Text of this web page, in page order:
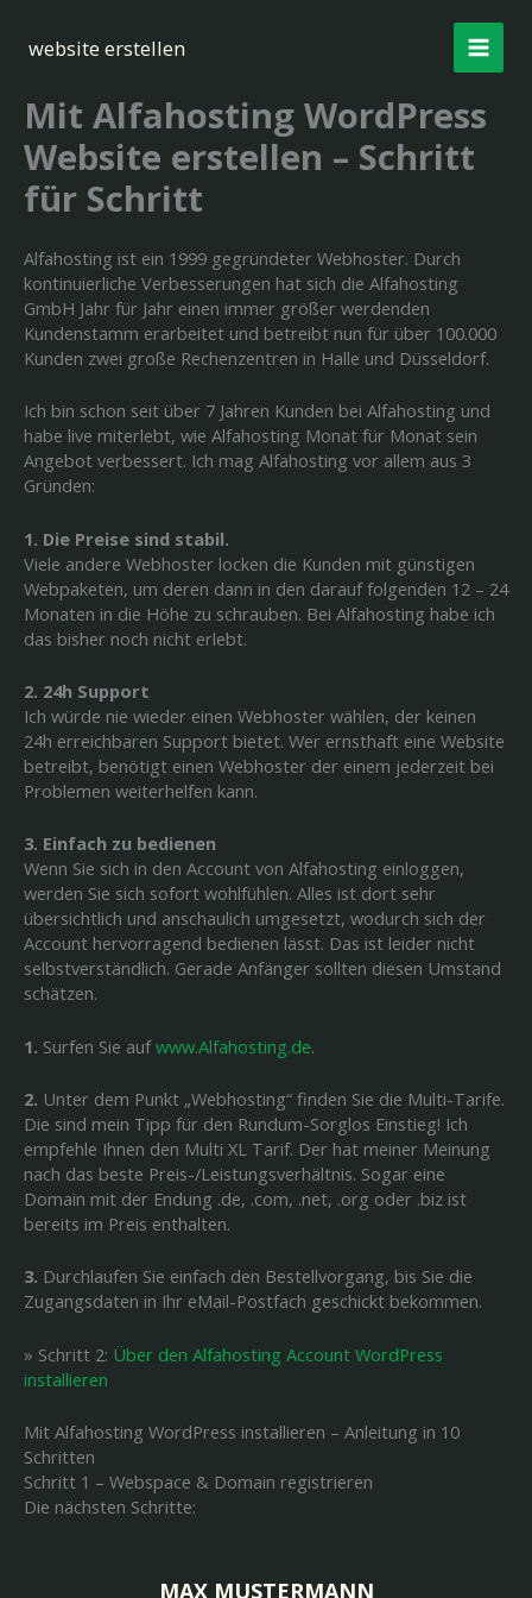
springen
website erstellen
Mit Alfahosting WordPress
Website erstellen – Schritt
für Schritt
Alfahosting ist ein 1999 gegründeter Webhoster. Durch
kontinuierliche Verbesserungen hat sich die Alfahosting
GmbH Jahr für Jahr einen immer größer werdenden
Kundenstamm erarbeitet und betreibt nun für über 100.000
Kunden zwei große Rechenzentren in Halle und Düsseldorf.
Ich bin schon seit über 7 Jahren Kunden bei Alfahosting und
habe live miterlebt, wie Alfahosting Monat für Monat sein
Angebot verbessert. Ich mag Alfahosting vor allem aus 3
Gründen:
1. Die Preise sind stabil.
Viele andere Webhoster locken die Kunden mit günstigen
Webpaketen, um deren dann in den darauf folgenden 12 – 24
Monaten in die Höhe zu schrauben. Bei Alfahosting habe ich
das bisher noch nicht erlebt.
2. 24h Support
Ich würde nie wieder einen Webhoster wählen, der keinen
24h erreichbaren Support bietet. Wer ernsthaft eine Website
betreibt, benötigt einen Webhoster der einem jederzeit bei
Problemen weiterhelfen kann.
3. Einfach zu bedienen
Wenn Sie sich in den Account von Alfahosting einloggen,
werden Sie sich sofort wohlfühlen. Alles ist dort sehr
übersichtlich und anschaulich umgesetzt, wodurch sich der
Account hervorragend bedienen lässt. Das ist leider nicht
selbstverständlich. Gerade Anfänger sollten diesen Umstand
schätzen.
1. Surfen Sie aufwww.Alfahosting.de.
2. Unter dem Punkt „Webhosting“ finden Sie die Multi-Tarife.
Die sind mein Tipp für den Rundum-Sorglos Einstieg! Ich
empfehle Ihnen den Multi XL Tarif. Der hat meiner Meinung
nach das beste Preis-/Leistungsverhältnis. Sogar eine
Domain mit der Endung .de, .com, .net, .org oder .biz ist
bereits im Preis enthalten.
3. Durchlaufen Sie einfach den Bestellvorgang, bis Sie die
Zugangsdaten in Ihr eMail-Postfach geschickt bekommen.
» Schritt 2: Über den Alfahosting Account WordPress
installieren
Mit Alfahosting WordPress installieren – Anleitung in 10
Schritten
Schritt 1 – Webspace & Domain registrieren
Die nächsten Schritte:
MAX MUSTERMANN